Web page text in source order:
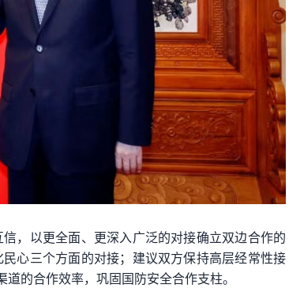
，以更全面、更深入广泛的对接确立双边合作的
心三个方面的对接；建议双方保持高层经常性接
的合作效率，巩固国防安全合作支柱。